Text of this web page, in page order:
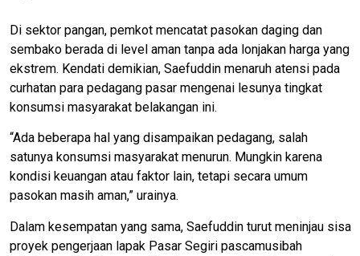
Di sektor pangan, pemkot mencatat pasokan daging dan
sembako berada di level aman tanpa ada lonjakan harga yang
ekstrem. Kendati demikian, Saefuddin menaruh atensi pada
curhatan para pedagang pasar mengenai lesunya tingkat
konsumsi masyarakat belakangan ini.
​“Ada beberapa hal yang disampaikan pedagang, salah
satunya konsumsi masyarakat menurun. Mungkin karena
kondisi keuangan atau faktor lain, tetapi secara umum
pasokan masih aman,” urainya.
​Dalam kesempatan yang sama, Saefuddin turut meninjau sisa
proyek pengerjaan lapak Pasar Segiri pascamusibah